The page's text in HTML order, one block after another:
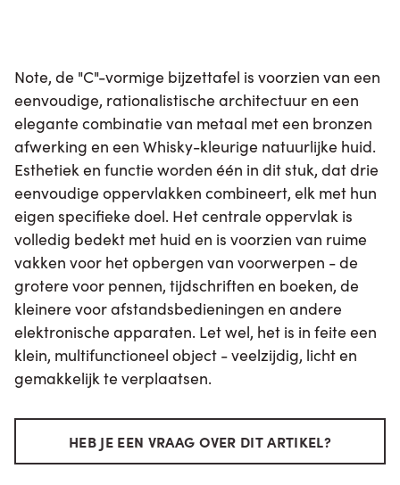
Note, de "C"-vormige bijzettafel is voorzien van een
eenvoudige, rationalistische architectuur en een
elegante combinatie van metaal met een bronzen
afwerking en een Whisky-kleurige natuurlijke huid.
Esthetiek en functie worden één in dit stuk, dat drie
eenvoudige oppervlakken combineert, elk met hun
eigen specifieke doel. Het centrale oppervlak is
volledig bedekt met huid en is voorzien van ruime
vakken voor het opbergen van voorwerpen - de
grotere voor pennen, tijdschriften en boeken, de
kleinere voor afstandsbedieningen en andere
elektronische apparaten. Let wel, het is in feite een
klein, multifunctioneel object - veelzijdig, licht en
gemakkelijk te verplaatsen.
HEB JE EEN VRAAG OVER DIT ARTIKEL?